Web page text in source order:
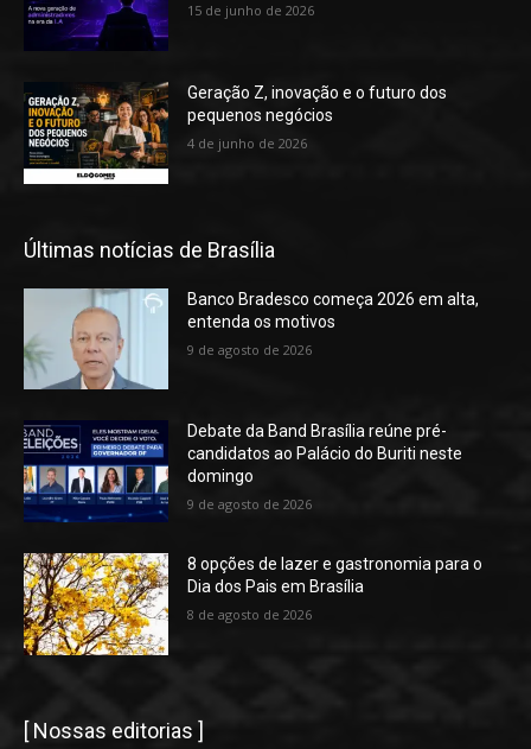
15 de junho de 2026
Geração Z, inovação e o futuro dos
pequenos negócios
4 de junho de 2026
Últimas notícias de Brasília
Banco Bradesco começa 2026 em alta,
entenda os motivos
9 de agosto de 2026
Debate da Band Brasília reúne pré-
candidatos ao Palácio do Buriti neste
domingo
9 de agosto de 2026
8 opções de lazer e gastronomia para o
Dia dos Pais em Brasília
8 de agosto de 2026
[ Nossas editorias ]